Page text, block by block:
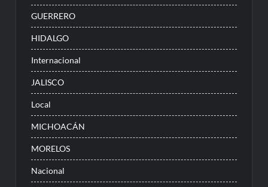
GUERRERO
HIDALGO
Internacional
JALISCO
Local
MICHOACÁN
MORELOS
Nacional